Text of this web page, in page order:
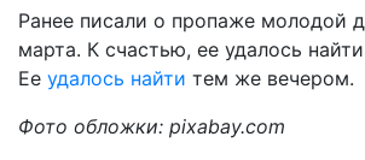
Ранее писали о пропаже молодой
марта. К счастью, ее удалось
Ее удалось найти тем же вечером.
Фото обложки: pixabay.com